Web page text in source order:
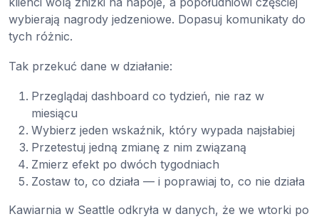
wybierają nagrody jedzeniowe. Dopasuj komunikaty do
tych różnic.
Tak przekuć dane w działanie:
Przeglądaj dashboard co tydzień, nie raz w
miesiącu
Wybierz jeden wskaźnik, który wypada najsłabiej
Przetestuj jedną zmianę z nim związaną
Zmierz efekt po dwóch tygodniach
Zostaw to, co działa — i poprawiaj to, co nie działa
Kawiarnia w Seattle odkryła w danych, że we wtorki po